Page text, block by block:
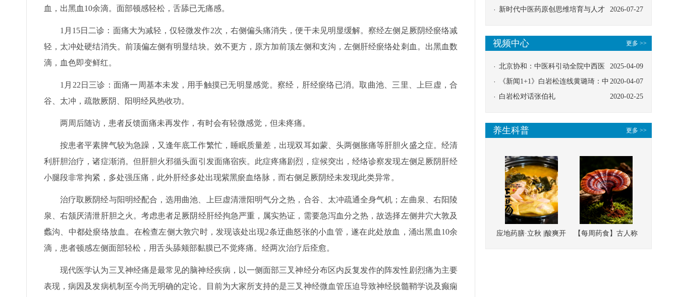
血，出黑血10余滴。面部顿感轻松，舌舔已无痛感。
1月15日二诊：面痛大为减轻，仅轻微发作2次，右侧偏头痛消失，便干未见明显缓解。察经左侧足厥阴经瘀络减
轻，太冲处硬结消失。前顶偏左侧有明显结块。效不更方，原方加前顶左侧和支沟，左侧肝经瘀络处刺血。出黑血数
滴，血色即变鲜红。
1月22日三诊：面痛一周基本未发，用手触摸已无明显感觉。察经，肝经瘀络已消。取曲池、三里、上巨虚，合
谷、太冲，疏散厥阴、阳明经风热收功。
两周后随访，患者反馈面痛未再发作，有时会有轻微感觉，但未疼痛。
按患者平素脾气较为急躁，又逢年底工作繁忙，睡眠质量差，出现双耳如蒙、头两侧胀痛等肝胆火盛之症。经清
利肝胆治疗，诸症渐消。但肝胆火邪循头面引发面痛宿疾。此症疼痛剧烈，症候突出，经络诊察发现左侧足厥阴肝经
小腿段非常拘紧，多处强压痛，此外肝经多处出现紫黑瘀血络脉，而右侧足厥阴经未发现此类异常。
治疗取厥阴经与阳明经配合，选用曲池、上巨虚清泄阳明气分之热，合谷、太冲疏通全身气机；左曲泉、右阳陵
泉、右颔厌清泄肝胆之火。考虑患者足厥阴经肝经拘急严重，属实热证，需要急泻血分之热，故选择左侧井穴大敦及
蠡沟、中都处瘀络放血。在检查左侧大敦穴时，发现该处出现2条迂曲怒张的小血管，遂在此处放血，涌出黑血10余
滴，患者顿感左侧面部轻松，用舌头舔颊部黏膜已不觉疼痛。经两次治疗后痊愈。
现代医学认为三叉神经痛是最常见的脑神经疾病，以一侧面部三叉神经分布区内反复发作的阵发性剧烈痛为主要
表现，病因及发病机制至今尚无明确的定论。目前为大家所支持的是三叉神经微血管压迫导致神经脱髓鞘学说及癫痫
2026-07-27
新时代中医药原创思维培育与人才
更多 >>
视频中心
2025-04-09
北京协和：中医科引动全院中西医
协同
2020-04-07
《新闻1+1》白岩松连线黄璐琦：中
医救治的临床效果
2020-02-25
白岩松对话张伯礼
更多 >>
养生科普
应地药膳·立秋 |酸爽开
【每周药食】古人称